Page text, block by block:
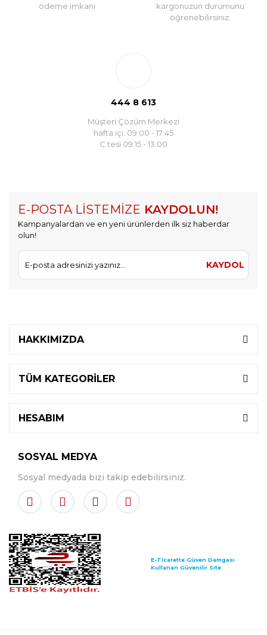
ödeme imkanı
kargonuzun durumunu
öğrenebilirsiniz.
444 8 613
Müşteri Çözüm Merkezi
hafta içi: 09:00 - 17:45
C.tesi 09:15 - 13:00
E-POSTA LİSTEMİZE KAYDOLUN!
Kampanyalardan ve en yeni ürünlerden ilk siz haberdar
olun!
KAYDOL
HAKKIMIZDA
TÜM KATEGORİLER
HESABIM
SOSYAL MEDYA
Sosyal medyada bizi takip edebilirsiniz.
E-Ticarette Güven Damgası
Kullanan Güvenilir Site